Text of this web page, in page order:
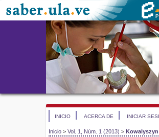
INICIO ACERCA DE INICIAR
Inicio > Vol. 1, Núm. 1 (2013) > Kowalyszyn